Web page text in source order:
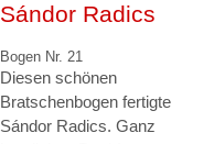
Sándor Radics
Bogen Nr. 21
Diesen schönen
Bratschenbogen fertigte
Sándor Radics. Ganz